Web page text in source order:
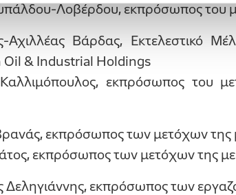
Λοβέρδου, εκπρόσωπος του
Βάρδας, Εκτελεστικό
Oil & Industrial Holdings
εκπρόσωπος του
εκπρόσωπος των μετόχων της
εκπρόσωπος των μετόχων της
Δεληγιάννης, εκπρόσωπος των